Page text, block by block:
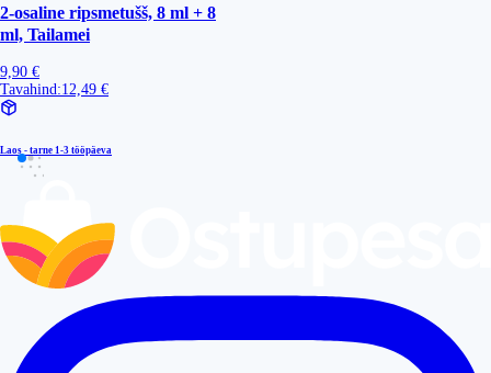
2-osaline ripsmetušš, 8 ml + 8
ml, Tailamei
9,90 €
Tavahind:12,49 €
Laos - tarne 1-3 tööpäeva